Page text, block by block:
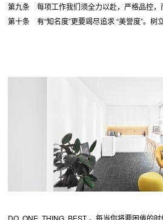
第九条 每项工作我们须全力以赴，严格品控，
第十条 有“知名度”更要竭尽追求 “美誉度”。树